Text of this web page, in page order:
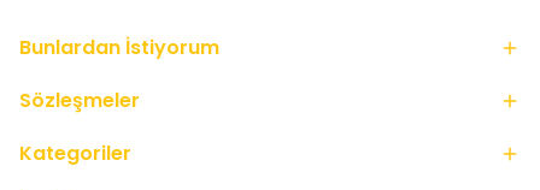
Bunlardan İstiyorum
Sözleşmeler
Kategoriler